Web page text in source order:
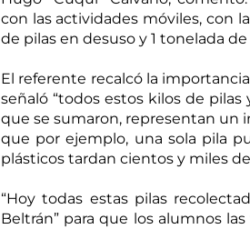
con las actividades móviles, con
de pilas en desuso y 1 tonelada
El referente recalcó la
señaló “todos estos kilos de
que se sumaron, representan
que por ejemplo, una sola pila
plásticos tardan cientos y miles
“Hoy todas estas pilas
Beltrán” para que los alumnos